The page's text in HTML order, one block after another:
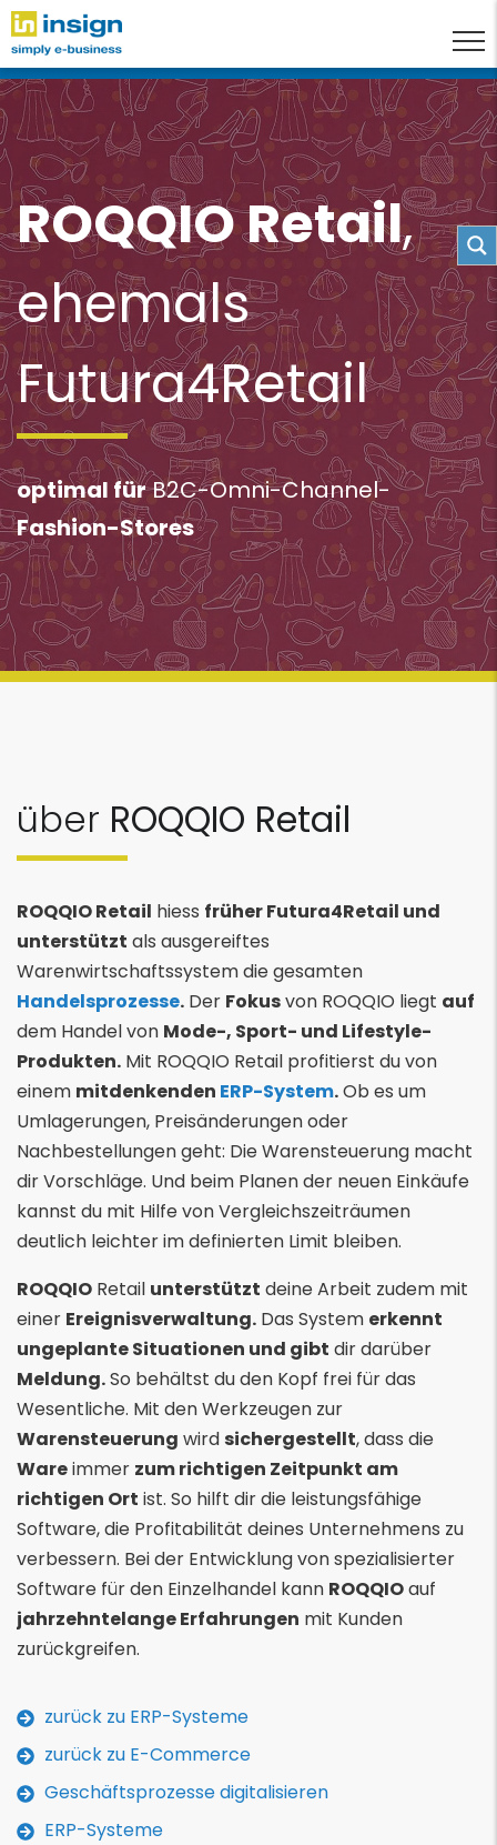
ROQQIO Retail,
ehemals
Futura4Retail
optimal fürB2C-Omni-Channel-
Fashion-Stores
über ROQQIO Retail
ROQQIO Retail hiess früher Futura4Retail und
unterstützt als ausgereiftes
Warenwirtschaftssystem die gesamten
Handelsprozesse. Der Fokusvon ROQQIO liegt auf
dem Handel von Mode-, Sport- und Lifestyle-
Produkten. Mit ROQQIO Retail profitierst du von
einem mitdenkenden ERP-System.Ob es um
Umlagerungen, Preisänderungen oder
Nachbestellungen geht: Die Warensteuerung macht
dir Vorschläge. Und beim Planen der neuen Einkäufe
kannst du mit Hilfe von Vergleichszeiträumen
deutlich leichter im definierten Limit bleiben.
ROQQIO Retail unterstützt deine Arbeit zudem mit
einer Ereignisverwaltung. Das System erkennt
ungeplante Situationen und gibt dir darüber
Meldung.So behältst du den Kopf frei für das
Wesentliche. Mit den Werkzeugen zur
Warensteuerung wird sichergestellt, dass die
Wareimmer zum richtigen Zeitpunkt am
richtigen Ort ist. So hilft dir die leistungsfähige
Software, die Profitabilität deines Unternehmens zu
verbessern. Bei der Entwicklung von spezialisierter
Software für den Einzelhandel kann ROQQIOauf
jahrzehntelange Erfahrungen mit Kunden
zurückgreifen.
zurück zu ERP-Systeme
zurück zu E-Commerce
Geschäftsprozesse digitalisieren
ERP-Systeme